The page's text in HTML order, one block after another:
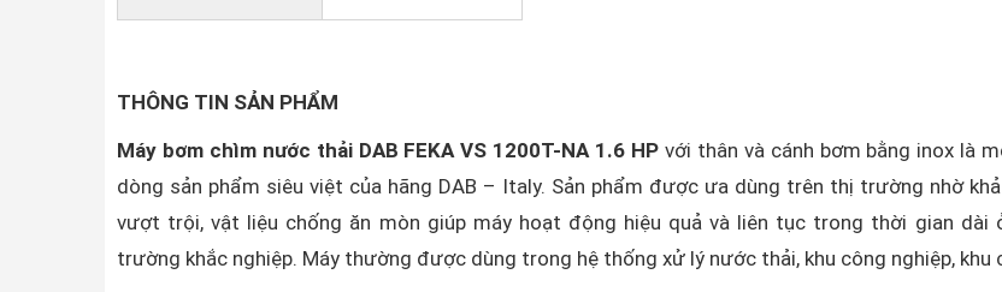
THÔNG TIN SẢN PHẨM
Máy bơm chìm nước thảiDAB FEKA VS 1200T-NA 1.6 HP với thân và cánh bơm bằng inox là
dòng sản phẩm siêu việt của hãng DAB – Italy. Sản phẩm được ưa dùng trên thị trường nhờ
vượt trội, vật liệu chống ăn mòn giúp máy hoạt động hiệu quả và liên tục trong thời gian dài
trường khắc nghiệp. Máy thường được dùng trong hệ thống xử lý nước thải, khu công nghiệp, khu